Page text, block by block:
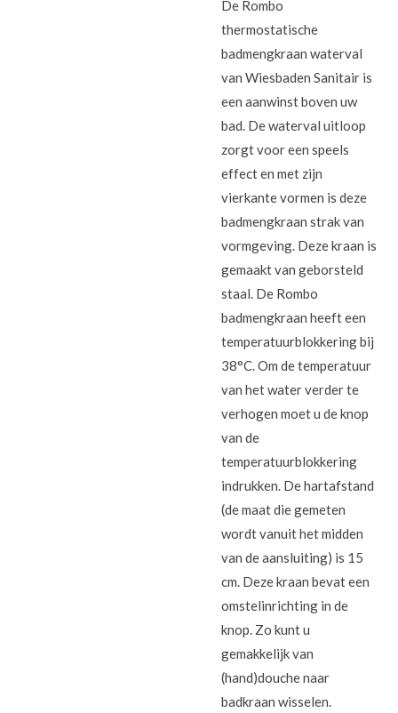
De Rombo
thermostatische
badmengkraan waterval
van Wiesbaden Sanitair is
een aanwinst boven uw
bad. De waterval uitloop
zorgt voor een speels
effect en met zijn
vierkante vormen is deze
badmengkraan strak van
vormgeving. Deze kraan is
gemaakt van geborsteld
staal. De Rombo
badmengkraan heeft een
temperatuurblokkering bij
38°C. Om de temperatuur
van het water verder te
verhogen moet u de knop
van de
temperatuurblokkering
indrukken. De hartafstand
(de maat die gemeten
wordt vanuit het midden
van de aansluiting) is 15
cm. Deze kraan bevat een
omstelinrichting in de
knop. Zo kunt u
gemakkelijk van
(hand)douche naar
badkraan wisselen.